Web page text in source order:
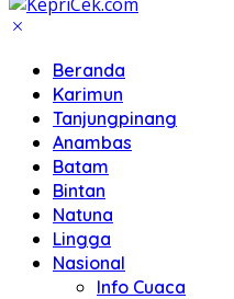
Beranda
Karimun
Tanjungpinang
Anambas
Batam
Bintan
Natuna
Lingga
Nasional
Info Cuaca